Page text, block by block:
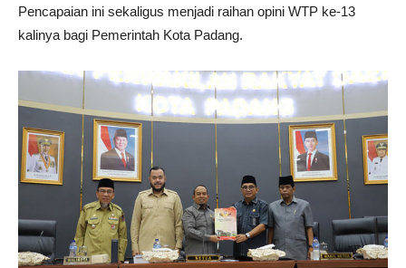
Pencapaian ini sekaligus menjadi raihan opini WTP ke-13
kalinya bagi Pemerintah Kota Padang.